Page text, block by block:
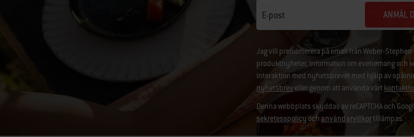
E-post ANMÄL
Jag vill prenumerera på email från Weber-
produktnyheter, information om evenemang och
interaktion med nyhetsbrevet med hjälp av
nyhetsbreveller genom att använda vårt
Denna webbplats skyddas av reCAPTCHA och
sekretesspolicyoch användarvillkortillämpas.